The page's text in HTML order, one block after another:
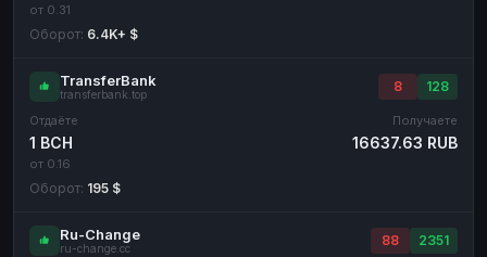
от 0.31
Оборот: 6.4K+ $
TransferBank
transferbank.top
8 128
Отдаёте
1 BCH
от 0.16
Получаете
16637.63 RUB
Оборот: 195 $
Ru-Change
ru-change.cc
88 2351